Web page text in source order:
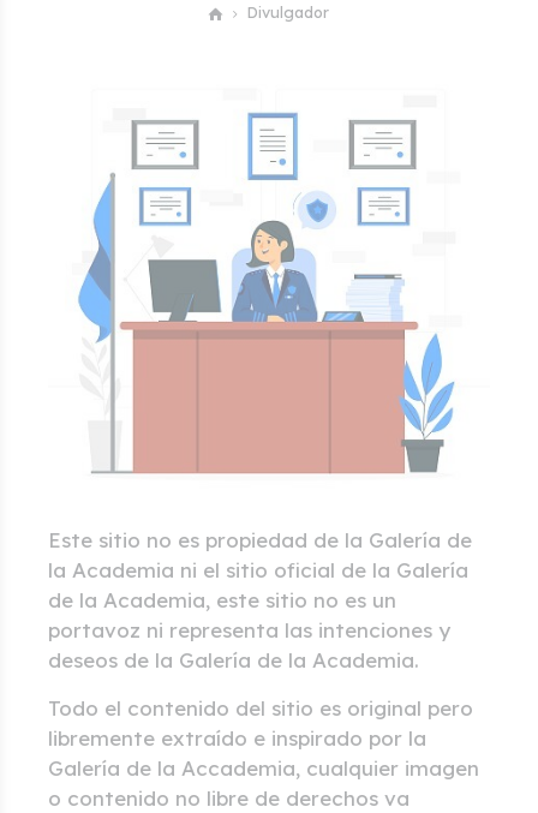
Divulgador
Este sitio no es propiedad de la Galería de
la Academia ni el sitio oficial de la Galería
de la Academia, este sitio no es un
portavoz ni representa las intenciones y
deseos de la Galería de la Academia.
Todo el contenido del sitio es original pero
libremente extraído e inspirado por la
Galería de la Accademia, cualquier imagen
o contenido no libre de derechos va